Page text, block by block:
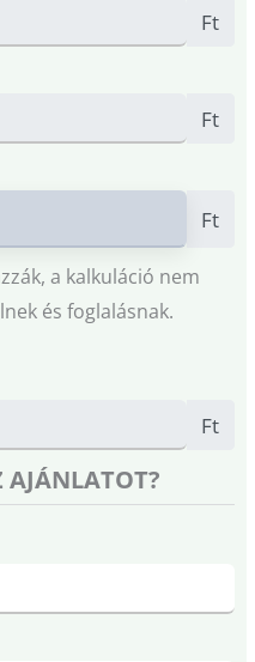
Ft
Ft
Ft
a kalkuláció nem
és foglalásnak.
Ft
AJÁNLATOT?